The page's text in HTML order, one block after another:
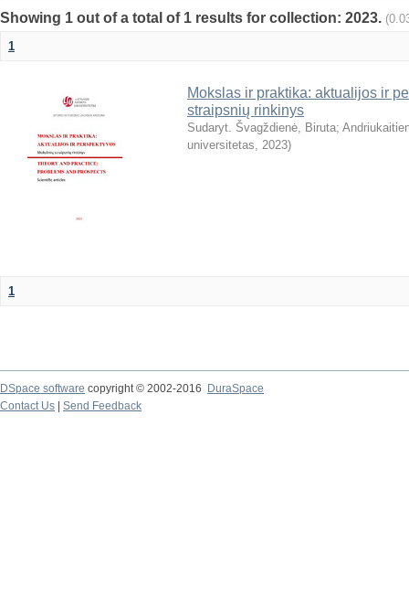
Showing 1 out of a total of 1 results for collection: 2023.
1
Mokslas ir praktika: aktualijos ir
straipsnių rinkinys
Sudaryt. Švagždienė, Biruta;
universitetas, 2023)
1
DSpace software copyright © 2002-2016
DuraSpace
Contact Us
Send Feedback